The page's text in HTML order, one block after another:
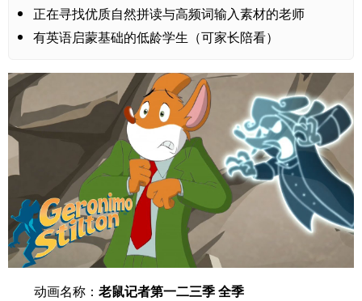
正在寻找优质自然拼读与高频词输入素材的老师
有英语启蒙基础的低龄学生（可家长陪看）
动画名称： 老鼠记者第一二三季 全季